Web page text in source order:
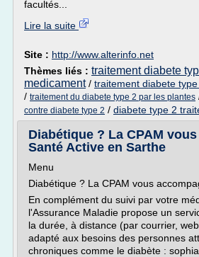
facultés...
Lire la suite
Site : http://www.alterinfo.net
Thèmes liés : traitement diabete
medicament/ traitement diabete
/ traitement du diabete type 2 par les plantes
contre diabete type 2 / diabete type 2
Diabétique ? La CPAM vous
Santé Active en Sarthe
Menu
Diabétique ? La CPAM vous
En complément du suivi par votre
l'Assurance Maladie propose un
la durée, à distance (par courrier,
adapté aux besoins des personnes
chroniques comme le diabète :